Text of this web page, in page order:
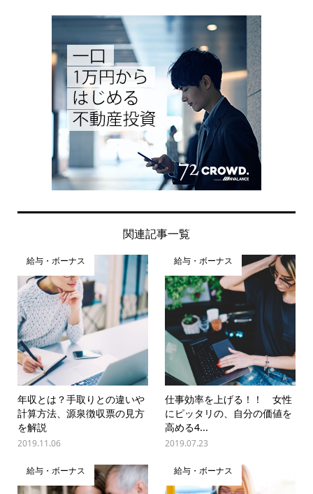
関連記事一覧
給与・ボーナス
年収とは？手取りとの違いや
計算方法、源泉徴収票の見方
を解説
2019.11.06
給与・ボーナス
仕事効率を上げる！！ 女性
にピッタリの、自分の価値を
高める4...
2019.07.23
給与・ボーナス 給与・ボーナス